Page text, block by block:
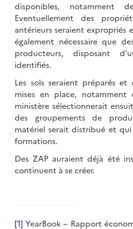
disponibles, notamment
Eventuellement des
antérieurs seraient expropriés
également nécessaire que
producteurs, disposant
identifiés.
Les sols seraient préparés et
mises en place, notamment
ministère sélectionnerait
des groupements de
matériel serait distribué et
formations.
Des ZAP auraient déjà été
continuent à se créer.
[1] YearBook – Rapport